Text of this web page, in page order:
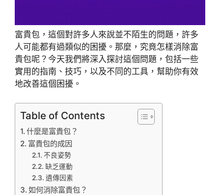
富貴包，這個對許多人來說並不陌生的問題，許多
人可能都有過類似的困擾。那麼，究竟怎樣消除富
貴包呢？今天我們將深入探討這個問題，包括一些
實用的指南、技巧，以及不同的工具，幫助你有效
地改善這個困擾。
Table of Contents
什麼是富貴包？
富貴包的成因
不良姿勢
缺乏運動
遺傳因素
如何消除富貴包？